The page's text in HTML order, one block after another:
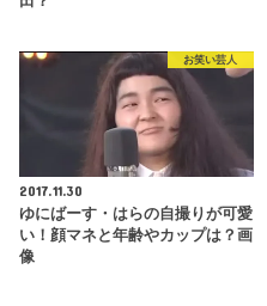
お笑い芸人
2017.11.30
ゆにばーす・はらの自撮りが可愛
い！顔マネと年齢やカップは？画
像